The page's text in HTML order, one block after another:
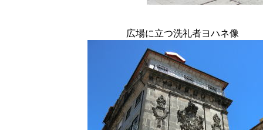
広場に立つ洗礼者ヨハネ像